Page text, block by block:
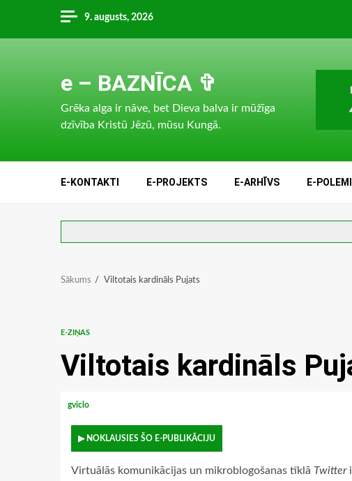
content
9. augusts, 2026
e – BAZNĪCA ✞
Grēka alga ir nāve, bet Dieva balva ir mūžīga
dzīvība Kristū Jēzū, mūsu Kungā.
E-KONTAKTI E-PROJEKTS E-ARHĪVS E-
Sākums Viltotais kardināls Pujats
E-ZIŅAS
Viltotais kardināls
gviclo
▶ NOKLAUSIES ŠO E-PUBLIKĀCIJU
Virtuālās komunikācijas un mikroblogošanas tīklā Twitter